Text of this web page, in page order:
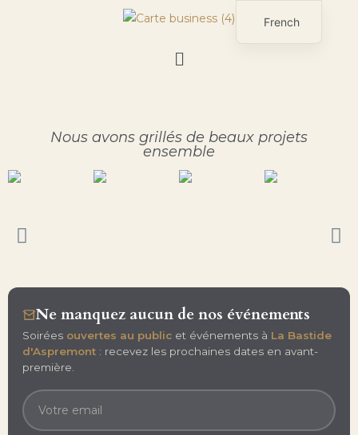
Nous avons grillés de beaux projets
ensemble
Ne manquez aucun de nos événements
Soirées ouvertes au public et événements à La Bastide
d'Aspremont : recevez les prochaines dates en avant-
première.
French